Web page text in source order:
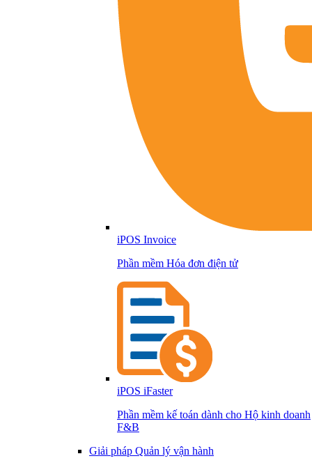
iPOS Invoice
Phần mềm Hóa đơn điện tử
iPOS iFaster
Phần mềm kế toán dành cho Hộ kinh doanh
F&B
Giải pháp Quản lý vận hành